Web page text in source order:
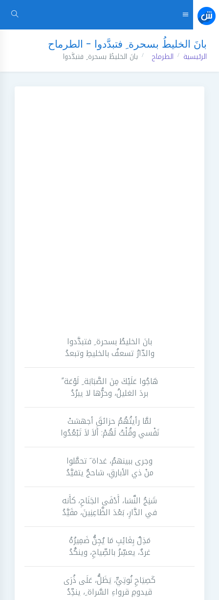
بانَ الخليطُ بسحرة ِ فتبدَّدوا - الطرماح
الرئيسية الطرماح بانَ الخليطُ بسحرة ِ فتبدَّدوا
بانَ الخليطُ بسحرة ِ فتبدَّدوا
والدّارُ تسعفُ بالخليطِ وتبعدُ
هَاجُوا عَلَيْكَ مِنَ الصَّبَابَة ِ لَوْعَة ً
بردَ الغليلُ، وحرُّها لا يبرُدُ
لمَّا رأيتُهُمُ حزائقَ أجهشتْ
نَفْسي وقُلْتُ لَهُمْ: أَلاَ لاَ تَبْعُدُوا
وجرى ببينهمُ، غداة َ تحمَّلوا
منْ ذي الأبارقِ، شاحجٌ يتفيَّدُ
شَنِجُ النَّسَا، أَدْفَى الجَنَاحِ، كأَنه
في الدَّارِ، بَعْدَ الظَّاعِنِينَ، مقَيَّدُ
مَذِلٌ بِغَائِبِ مَا يُجِنُّ ضَمِيرُهُ
غردٌ، يعسِّرُ بالصِّياحِ، وينكُدُ
كَصِيَاحِ نُوتِيٍّ، يَظَلُّ، عَلَى ذُرَى
قيدومِ قرواءِ السَّراة ِ، يندِّدُ